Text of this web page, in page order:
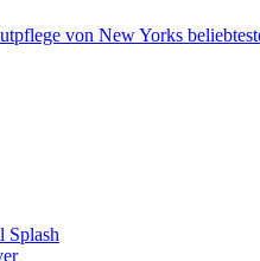
von New Yorks